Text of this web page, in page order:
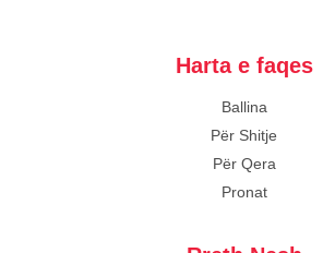
Harta e faqes
Ballina
Për Shitje
Për Qera
Pronat